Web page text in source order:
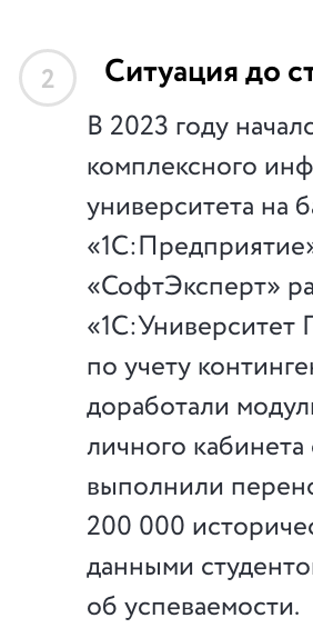
2 Ситуация до
В 2023 году
комплексного
университета на
«СофтЭксперт»
по учету
доработали
личного
выполнили
200 000
данными
об успеваемости.